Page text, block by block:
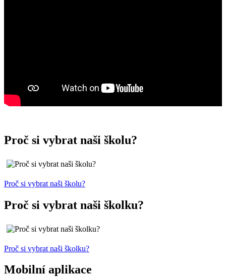
Proč si vybrat naši školu?
Proč si vybrat naši školu?
Proč si vybrat naši školku?
Proč si vybrat naši školku?
Mobilní aplikace